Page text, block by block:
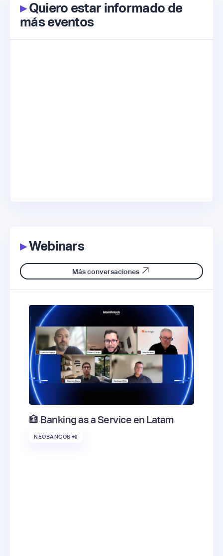
▸Quiero estar informado de
más eventos
▸Webinars
Más conversaciones
🏦 Banking as a Service en Latam
NEOBANCOS 📲